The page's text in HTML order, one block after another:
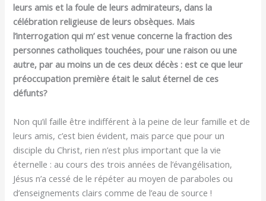
leurs amis et la foule de leurs admirateurs, dans la
célébration religieuse de leurs obsèques. Mais
l’interrogation qui m’ est venue concerne la fraction des
personnes catholiques touchées, pour une raison ou une
autre, par au moins un de ces deux décès : est ce que leur
préoccupation première était le salut éternel de ces
défunts?
Non qu’il faille être indifférent à la peine de leur famille et de
leurs amis, c’est bien évident, mais parce que pour un
disciple du Christ, rien n’est plus important que la vie
éternelle : au cours des trois années de l’évangélisation,
Jésus n’a cessé de le répéter au moyen de paraboles ou
d’enseignements clairs comme de l’eau de source !